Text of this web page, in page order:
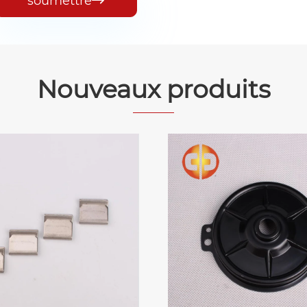
Nouveaux produits